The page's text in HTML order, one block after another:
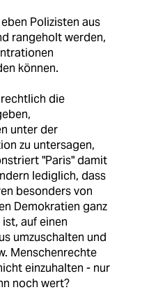
Polizisten aus
rangeholt werden,
können.
die
unter der
zu untersagen,
"Paris" damit
lediglich, dass
besonders von
Demokratien ganz
auf einen
umzuschalten und
Menschenrechte
einzuhalten - nur
noch wert?